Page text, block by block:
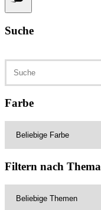
Suche
nach:
Farbe
Filtern nach Thema